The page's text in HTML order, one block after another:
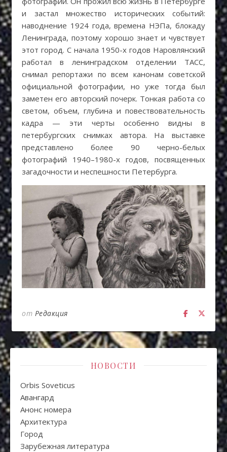
и застал множество исторических событий:
наводнение 1924 года, времена НЭПа, блокаду
Ленинграда, поэтому хорошо знает и чувствует
этот город. С начала 1950-х годов Наровлянский
работал в ленинградском отделении ТАСС,
снимал репортажи по всем канонам советской
официальной фотографии, но уже тогда был
заметен его авторский почерк. Тонкая работа со
светом, объем, глубина и повествовательность
кадра — эти черты особенно видны в
петербургских снимках автора. На выставке
представлено более 90 черно-белых
фотографий 1940–1980-х годов, посвященных
загадочности и неспешности Петербурга.
от Редакция
НОВОСТИ
Orbis Soveticus
Авангард
Анонс номера
Архитектура
Город
Зарубежная литература